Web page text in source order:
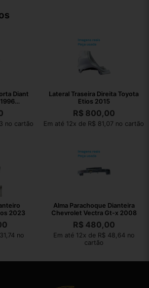
Diant
no cartão
Lateral Traseira Direita Toyota
Etios 2015
R$800,00
Em até 12x de R$ 81,07 no cartão
2023
no
Alma Parachoque Dianteira
Chevrolet Vectra Gt-x 2008
R$480,00
Em até 12x de R$ 48,64 no
cartão